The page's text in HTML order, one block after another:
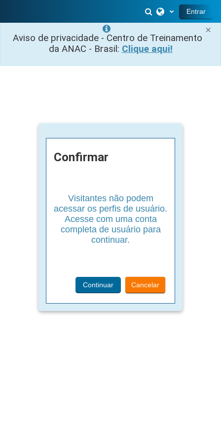
×
Aviso de privacidade - Centro de Treinamento
da ANAC - Brasil: Clique aqui!
Alternar entrada
Entrar
Confirmar
Visitantes não podem
acessar os perfis de usuário.
Acesse com uma conta
completa de usuário para
continuar.
Continuar Cancelar